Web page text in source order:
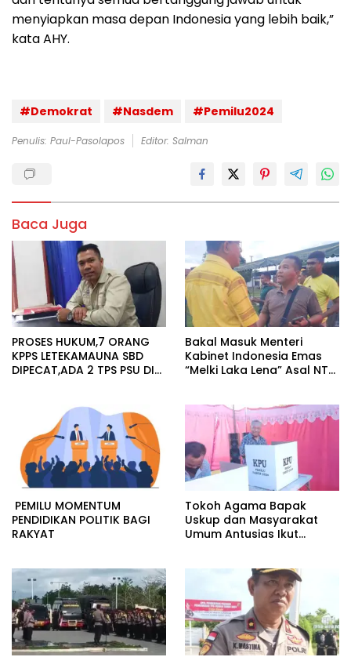
menyiapkan masa depan Indonesia yang lebih baik,”
kata AHY.
#Demokrat #Nasdem #Pemilu2024
Penulis: Paul-Pasolapos Editor: Salman
Baca Juga
PROSES HUKUM,7 ORANG
KPPS LETEKAMAUNA SBD
DIPECAT,ADA 2 TPS PSU DI
Bakal Masuk Menteri
Kabinet Indonesia Emas
“Melki Laka Lena” Asal NTT
PEMILU MOMENTUM
PENDIDIKAN POLITIK BAGI
RAKYAT
Tokoh Agama Bapak
Uskup dan Masyarakat
Umum Antusias Ikut